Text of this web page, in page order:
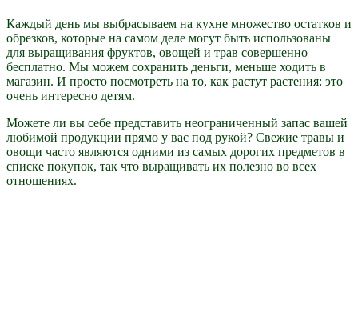
Каждый день мы выбрасываем на кухне множество остатков и
обрезков, которые на самом деле могут быть использованы
для выращивания фруктов, овощей и трав совершенно
бесплатно. Мы можем сохранить деньги, меньше ходить в
магазин. И просто посмотреть на то, как растут растения: это
очень интересно детям.
Можете ли вы себе представить неограниченный запас вашей
любимой продукции прямо у вас под рукой? Свежие травы и
овощи часто являются одними из самых дорогих предметов в
списке покупок, так что выращивать их полезно во всех
отношениях.